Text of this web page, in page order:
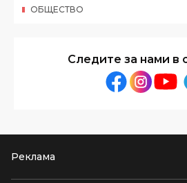
ОБЩЕСТВО
Следите за нами в
Реклама